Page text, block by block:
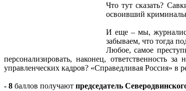
Что тут сказать?
освоивший
И еще – мы,
забываем, что тогда
Любое, самое
персонализировать, наконец, ответственность
управленческих кадров? «Справедливая
- 8 баллов получают председатель